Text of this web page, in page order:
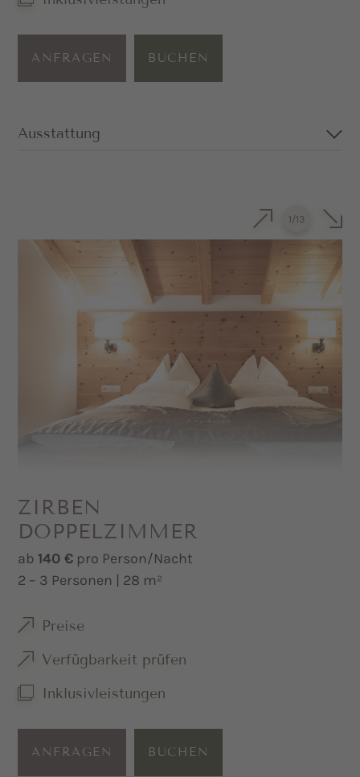
ANFRAGEN BUCHEN
Ausstattung
Schlafmöglichkeit genutzt werden)
Privater Balkon mit Dolomitenblick
Badezimmer mit Dusche, separatem WC,
Föhn und Kosmetikspiegel
Sat-TV und Safe
Minibar auf Wunsch
1 /13
ZIRBEN
DOPPELZIMMER
ab 140 € pro Person/Nacht
2 – 3 Personen | 28 m²
Preise
Verfügbarkeit prüfen
Inklusivleistungen
ANFRAGEN BUCHEN